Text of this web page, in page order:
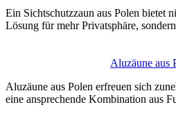
Ein Sichtschutzzaun aus Polen bietet
Lösung für mehr Privatsphäre,
Aluzäune aus
Aluzäune aus Polen erfreuen sich
eine ansprechende Kombination aus